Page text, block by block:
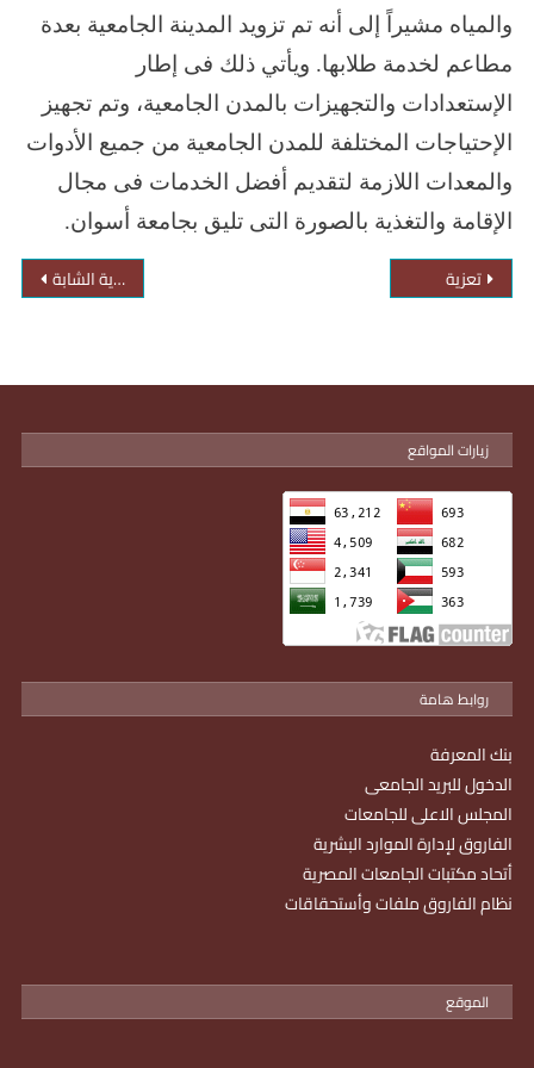
والمياه مشيراً إلى أنه تم تزويد المدينة الجامعية بعدة
مطاعم لخدمة طلابها. ويأتي ذلك فى إطار
الإستعدادات والتجهيزات بالمدن الجامعية، وتم تجهيز
الإحتياجات المختلفة للمدن الجامعية من جميع الأدوات
والمعدات اللازمة لتقديم أفضل الخدمات فى مجال
الإقامة والتغذية بالصورة التى تليق بجامعة أسوان.
جامعة أسوان تستهل العام الجديد على قمة الجامعات المصرية الشابة تعزية
زيارات المواقع
روابط هامة
بنك المعرفة
الدخول للبريد الجامعى
المجلس الاعلى للجامعات
الفاروق لإدارة الموارد البشرية
أتحاد مكتبات الجامعات المصرية
نظام الفاروق ملفات وأستحقاقات
الموقع